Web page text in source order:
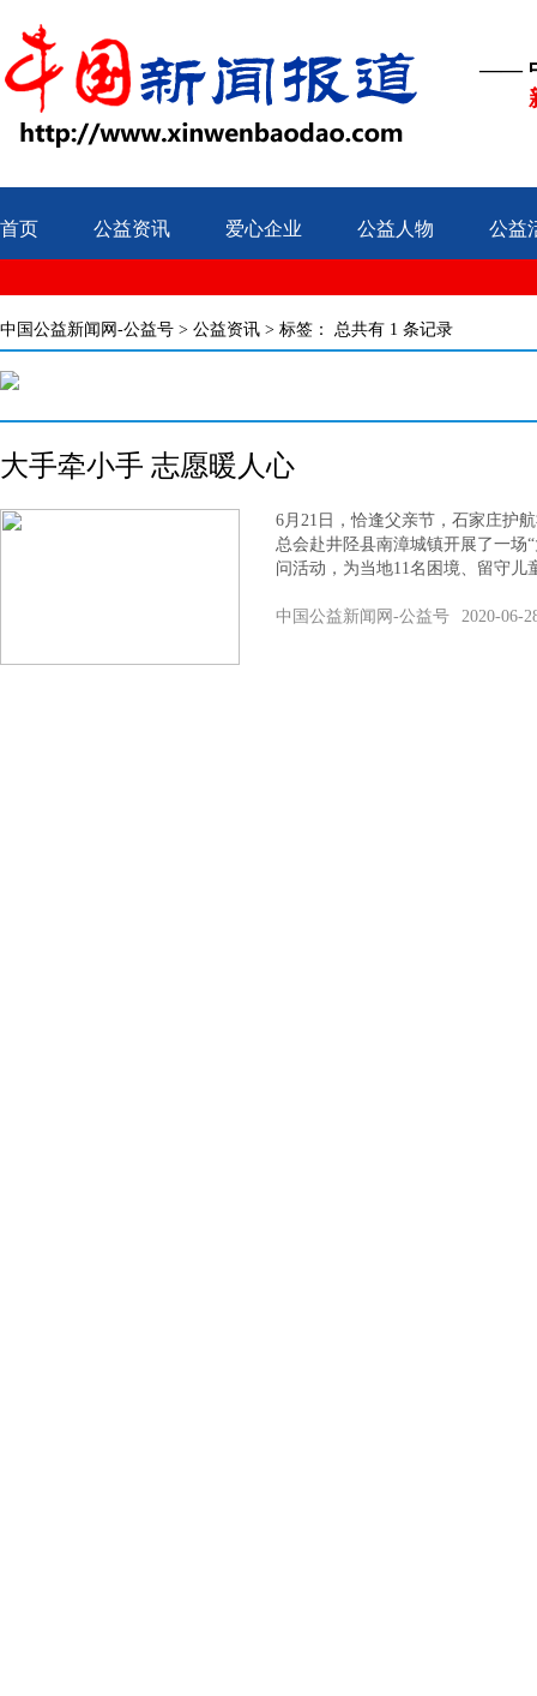
——
首页 公益资讯 爱心企业 公益人物 公益
中国公益新闻网-公益号 > 公益资讯 > 标签： 总共有 1 条记录
大手牵小手 志愿暖人心
6月21日，恰逢父亲节，石家庄护
总会赴井陉县南漳城镇开展了一场
问活动，为当地11名困境、留守儿
中国公益新闻网-公益号 2020-06-